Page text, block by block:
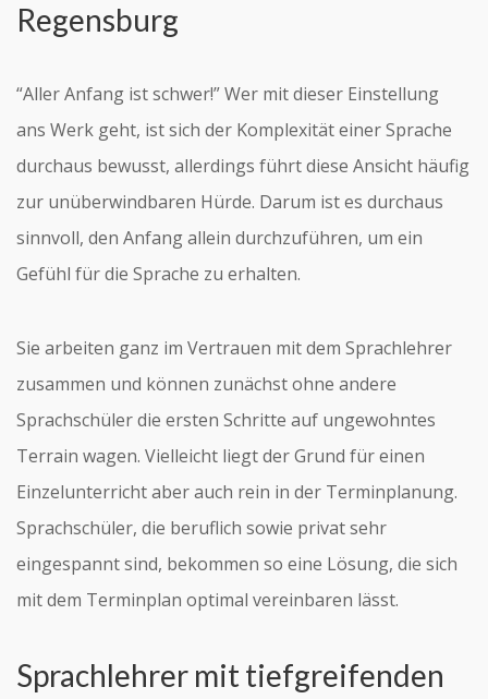
Regensburg
“Aller Anfang ist schwer!” Wer mit dieser Einstellung
ans Werk geht, ist sich der Komplexität einer Sprache
durchaus bewusst, allerdings führt diese Ansicht häufig
zur unüberwindbaren Hürde. Darum ist es durchaus
sinnvoll, den Anfang allein durchzuführen, um ein
Gefühl für die Sprache zu erhalten.
Sie arbeiten ganz im Vertrauen mit dem Sprachlehrer
zusammen und können zunächst ohne andere
Sprachschüler die ersten Schritte auf ungewohntes
Terrain wagen. Vielleicht liegt der Grund für einen
Einzelunterricht aber auch rein in der Terminplanung.
Sprachschüler, die beruflich sowie privat sehr
eingespannt sind, bekommen so eine Lösung, die sich
mit dem Terminplan optimal vereinbaren lässt.
Sprachlehrer mit tiefgreifenden